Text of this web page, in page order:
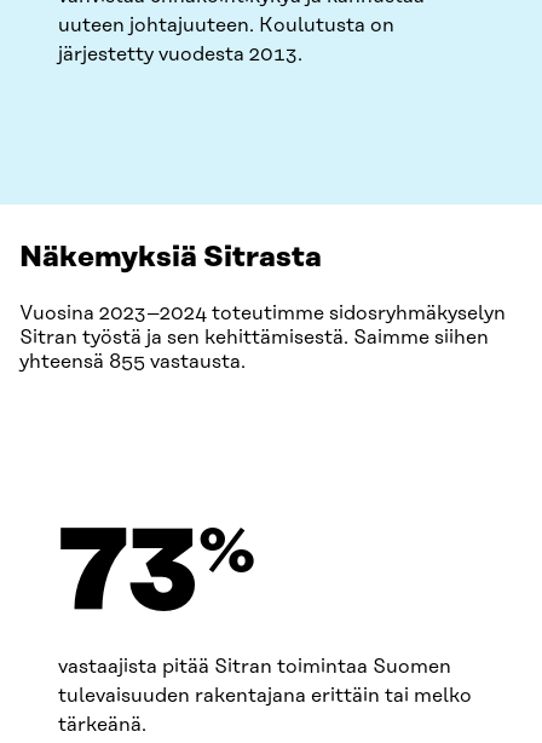
uuteen johtajuuteen. Koulutusta on
järjestetty vuodesta 2013.
Näkemyksiä Sitrasta
Vuosina 2023–2024 toteutimme sidosryhmäkyselyn
Sitran työstä ja sen kehittämisestä. Saimme siihen
yhteensä 855 vastausta.
74%
vastaajista pitää Sitran toimintaa Suomen
tulevaisuuden rakentajana erittäin tai melko
tärkeänä.